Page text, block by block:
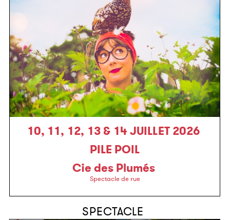
10, 11, 12, 13 & 14 JUILLET 2026
PILE POIL
Cie des Plumés
Spectacle de rue
SPECTACLE